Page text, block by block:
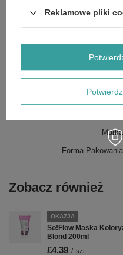
Lactic Acid, Cetrimonium
Potassium Sorbate,
się zawsze na opakowaniu.
Marka
Forma Pakowania
Zobacz również
OKAZJA
So!Flow Maska
Blond 200ml
£4.39 / szt.
Reklamowe pliki